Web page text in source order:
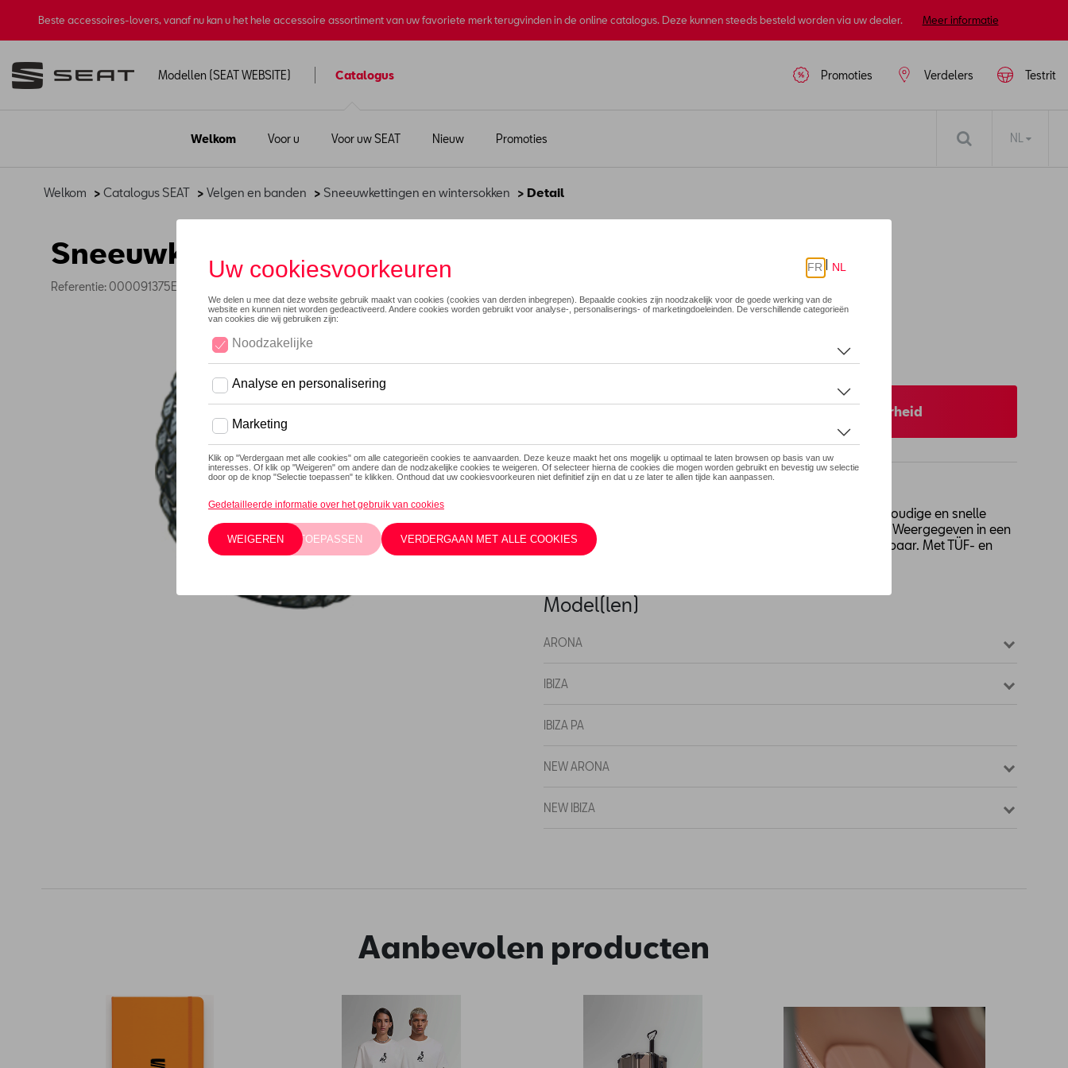
Beste accessoires-lovers, vanaf nu kan u het hele accessoire assortiment van uw favoriete merk terugvinden in de online catalogus. Deze kunnen steeds besteld worden via uw dealer. Meer informatie
Modellen (SEAT WEBSITE) Catalogus
Welkom Voor u Voor uw SEAT Nieuw Promoties
Testrit
Verdelers
Promoties
NL
Welkom > Catalogus SEAT > Velgen en banden > Sneeuwkettingen en wintersokken > Detail
Sneeuwkettingen - Banden 195/55R16
Referentie: 000091375EM
Dit product is momenteel niet op stock
Contacteer uw dealer voor beschikbaarheid
Verbeterde grip op ijs en sneeuw. 100% textielproduct. Eenvoudige en snelle
montage en demontage. Licht en gemakkelijk op te bergen. Weergegeven in een
plastic zak met een toepassingstabel. Wasbaar en herbruikbaar. Met TÜF- en
GS-certificering.
Model(len)
ARONA
IBIZA
IBIZA PA
NEW ARONA
NEW IBIZA
Aanbevolen producten